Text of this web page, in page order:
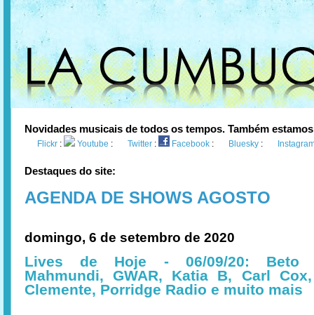
Novidades musicais de todos os tempos. Também
Flickr : Youtube : Twitter : Facebook : Bluesky :
Destaques do site:
AGENDA DE SHOWS AGOSTO
domingo, 6 de setembro de 2020
Lives de Hoje - 06/09/20: Beto
Mahmundi, GWAR, Katia B, Carl
Clemente, Porridge Radio e muito mais